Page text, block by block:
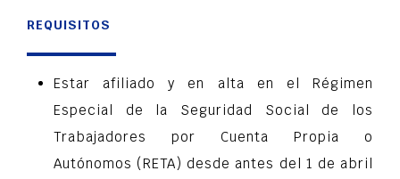
REQUISITOS
Estar afiliado y en alta en el Régimen
Especial de la Seguridad Social de los
Trabajadores por Cuenta Propia o
Autónomos (RETA) desde antes del 1 de abril